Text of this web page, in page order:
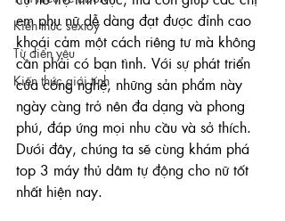
Kiến thức sextoy
Từ điển yêu
Kiến thức giới tính
em phụ nữ dễ dàng đạt được đỉnh cao
khoái cảm một cách riêng tư mà không
cần phải có bạn tình. Với sự phát triển
của công nghệ, những sản phẩm này
ngày càng trở nên đa dạng và phong
phú, đáp ứng mọi nhu cầu và sở thích.
Dưới đây, chúng ta sẽ cùng khám phá
top 3 máy thủ dâm tự động cho nữ tốt
nhất hiện nay.